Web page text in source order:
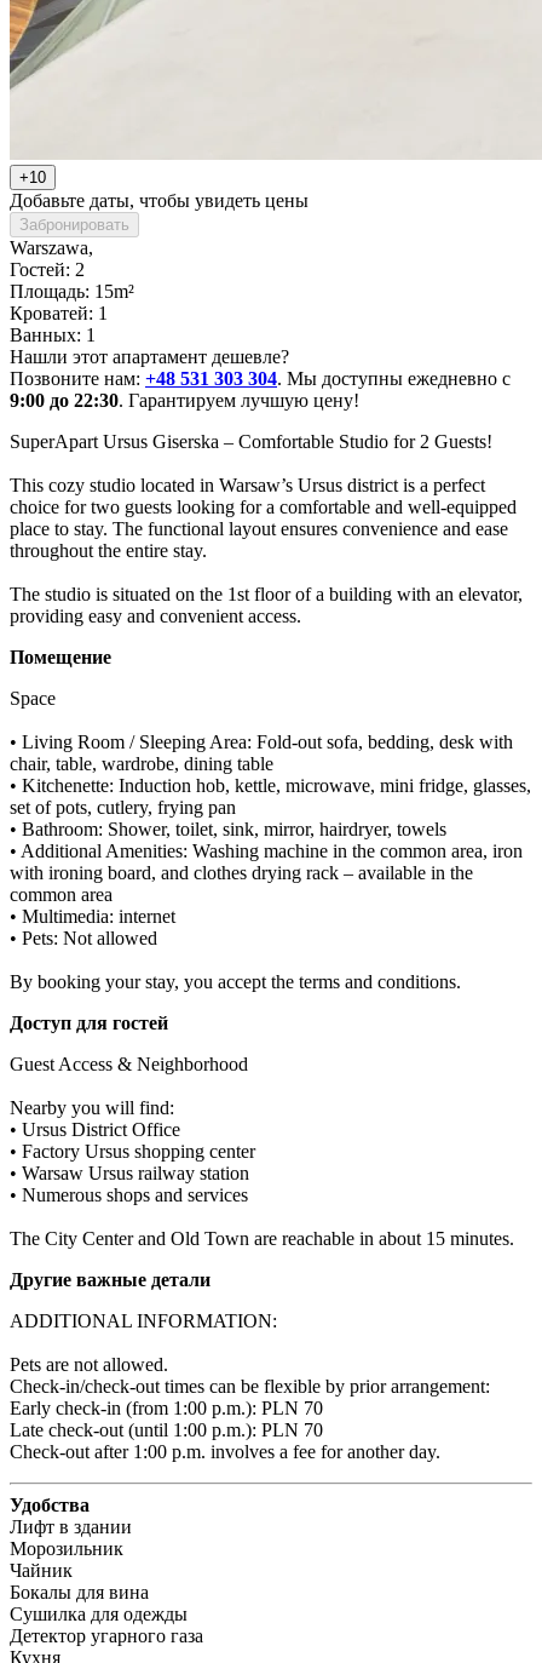
+10
Добавьте даты, чтобы увидеть цены
Забронировать
Warszawa,
Гостей: 2
Площадь: 15m²
Кроватей: 1
Ванных: 1
Нашли этот апартамент дешевле?
Позвоните нам: +48 531 303 304. Мы доступны ежедневно с
9:00 до 22:30. Гарантируем лучшую цену!
SuperApart Ursus Giserska – Comfortable Studio for 2 Guests!
This cozy studio located in Warsaw’s Ursus district is a perfect
choice for two guests looking for a comfortable and well-equipped
place to stay. The functional layout ensures convenience and ease
throughout the entire stay.
The studio is situated on the 1st floor of a building with an elevator,
providing easy and convenient access.
Помещение
Space
• Living Room / Sleeping Area: Fold-out sofa, bedding, desk with
chair, table, wardrobe, dining table
• Kitchenette: Induction hob, kettle, microwave, mini fridge, glasses,
set of pots, cutlery, frying pan
• Bathroom: Shower, toilet, sink, mirror, hairdryer, towels
• Additional Amenities: Washing machine in the common area, iron
with ironing board, and clothes drying rack – available in the
common area
• Multimedia: internet
• Pets: Not allowed
By booking your stay, you accept the terms and conditions.
Доступ для гостей
Guest Access & Neighborhood
Nearby you will find:
• Ursus District Office
• Factory Ursus shopping center
• Warsaw Ursus railway station
• Numerous shops and services
The City Center and Old Town are reachable in about 15 minutes.
Другие важные детали
ADDITIONAL INFORMATION:
Pets are not allowed.
Check-in/check-out times can be flexible by prior arrangement:
Early check-in (from 1:00 p.m.): PLN 70
Late check-out (until 1:00 p.m.): PLN 70
Check-out after 1:00 p.m. involves a fee for another day.
Удобства
Лифт в здании
Морозильник
Чайник
Бокалы для вина
Сушилка для одежды
Детектор угарного газа
Кухня